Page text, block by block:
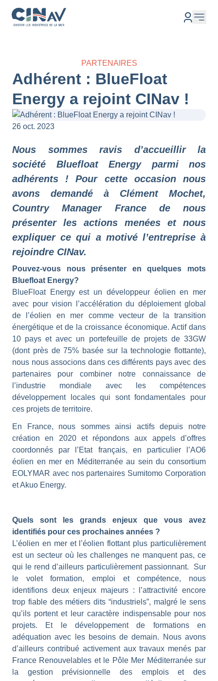
PARTENAIRES
Adhérent : BlueFloat
Energy a rejoint CINav !
26 oct. 2023
Nous sommes ravis d’accueillir la
société Bluefloat Energy parmi nos
adhérents ! Pour cette occasion nous
avons demandé à Clément Mochet,
Country Manager Francede nous
présenter les actions menées et nous
expliquer ce qui a motivé l’entreprise à
rejoindre CINav.
Pouvez-vous nous présenter en quelques mots
Bluefloat Energy?
BlueFloat Energy est un développeur éolien en mer
avec pour vision l’accélération du déploiement global
de l’éolien en mer comme vecteur de la transition
énergétique et de la croissance économique. Actif dans
10 pays et avec un portefeuille de projets de 33GW
(dont près de 75% basée sur la technologie flottante),
nous nous associons dans ces différents pays avec des
partenaires pour combiner notre connaissance de
l’industrie mondiale avec les compétences
développement locales qui sont fondamentales pour
ces projets de territoire.
En France, nous sommes ainsi actifs depuis notre
création en 2020 et répondons aux appels d’offres
coordonnés par l’Etat français, en particulier l’AO6
éolien en mer en Méditerranée au sein du consortium
EOLYMAR avec nos partenaires Sumitomo Corporation
et Akuo Energy.
Quels sont les grands enjeux que vous avez
identifiés pour ces prochaines années ?
L’éolien en mer et l’éolien flottant plus particulièrement
est un secteur où les challenges ne manquent pas, ce
qui le rend d’ailleurs particulièrement passionnant. Sur
le volet formation, emploi et compétence, nous
identifions deux enjeux majeurs : l’attractivité encore
trop fiable des métiers dits “industriels”, malgré le sens
qu’ils portent et leur caractère indispensable pour nos
projets. Et le développement de formations en
adéquation avec les besoins de demain. Nous avons
d’ailleurs contribué activement aux travaux menés par
France Renouvelables et le Pôle Mer Méditerranée sur
la gestion prévisionnelle des emplois et des